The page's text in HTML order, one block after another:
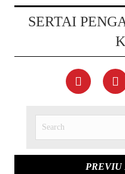
SERTAI
PREVIU